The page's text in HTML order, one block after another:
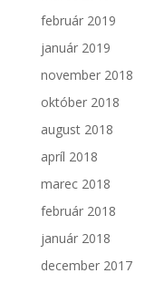
február 2019
január 2019
november 2018
október 2018
august 2018
apríl 2018
marec 2018
február 2018
január 2018
december 2017